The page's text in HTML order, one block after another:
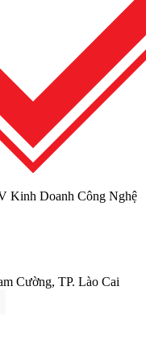
Kinh Doanh Công Nghệ
Cường, TP. Lào Cai